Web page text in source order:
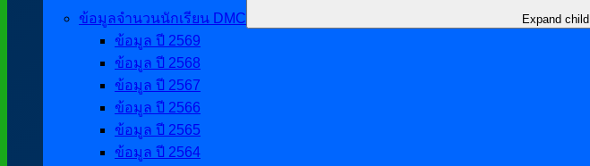
ข้อมูลจำนวนนักเรียน DMC Expand
ข้อมูล ปี 2569
ข้อมูล ปี 2568
ข้อมูล ปี 2567
ข้อมูล ปี 2566
ข้อมูล ปี 2565
ข้อมูล ปี 2564